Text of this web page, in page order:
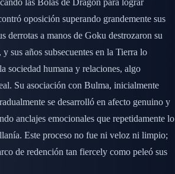
oposición superando grandemente sus
derrotas a manos de Goku destrozaron su
sus años subsecuentes en la Tierra lo
sociedad humana y relaciones, algo
Su asociación con Bulma, inicialmente
se desarrolló en afecto genuino y
anclajes emocionales que repetidamente lo
Este proceso no fue ni veloz ni limpio;
de redención tan fiercely como peleó sus